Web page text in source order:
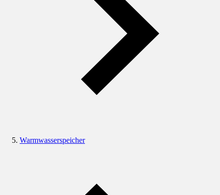
Warmwasserspeicher